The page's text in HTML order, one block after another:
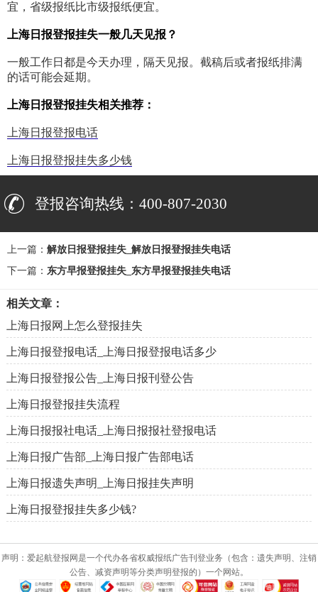
宜，省级报纸比市级报纸便宜。
上海日报登报挂失一般几天见报？
一般工作日都是今天办理，隔天见报。截稿后或者报纸排满
的话可能会延期。
上海日报登报挂失相关推荐：
上海日报登报电话
上海日报登报挂失多少钱
登报咨询热线：400-807-2030
上一篇： 解放日报登报挂失_解放日报登报挂失电话
下一篇： 东方早报登报挂失_东方早报登报挂失电话
相关文章：
上海日报网上怎么登报挂失
上海日报登报电话_上海日报登报电话多少
上海日报登报公告_上海日报刊登公告
上海日报登报挂失流程
上海日报报社电话_上海日报报社登报电话
上海日报广告部_上海日报广告部电话
上海日报遗失声明_上海日报挂失声明
上海日报登报挂失多少钱?
声明：爱起航登报网是一个代办各省权威报纸广告刊登业务（包含：遗失声明、注销
公告、减资声明等分类声明登报的）一个网站。